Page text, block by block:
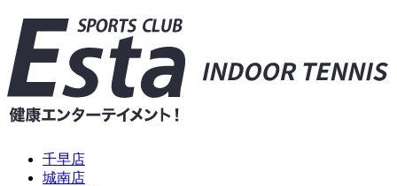
千早店
城南店